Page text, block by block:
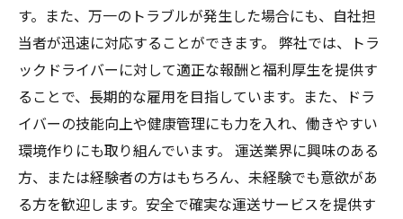
す。また、万一のトラブルが発生した場合にも、自社担
当者が迅速に対応することができます。 弊社では、トラ
ックドライバーに対して適正な報酬と福利厚生を提供す
ることで、長期的な雇用を目指しています。また、ドラ
イバーの技能向上や健康管理にも力を入れ、働きやすい
環境作りにも取り組んでいます。 運送業界に興味のある
方、または経験者の方はもちろん、未経験でも意欲があ
る方を歓迎します。安全で確実な運送サービスを提供す